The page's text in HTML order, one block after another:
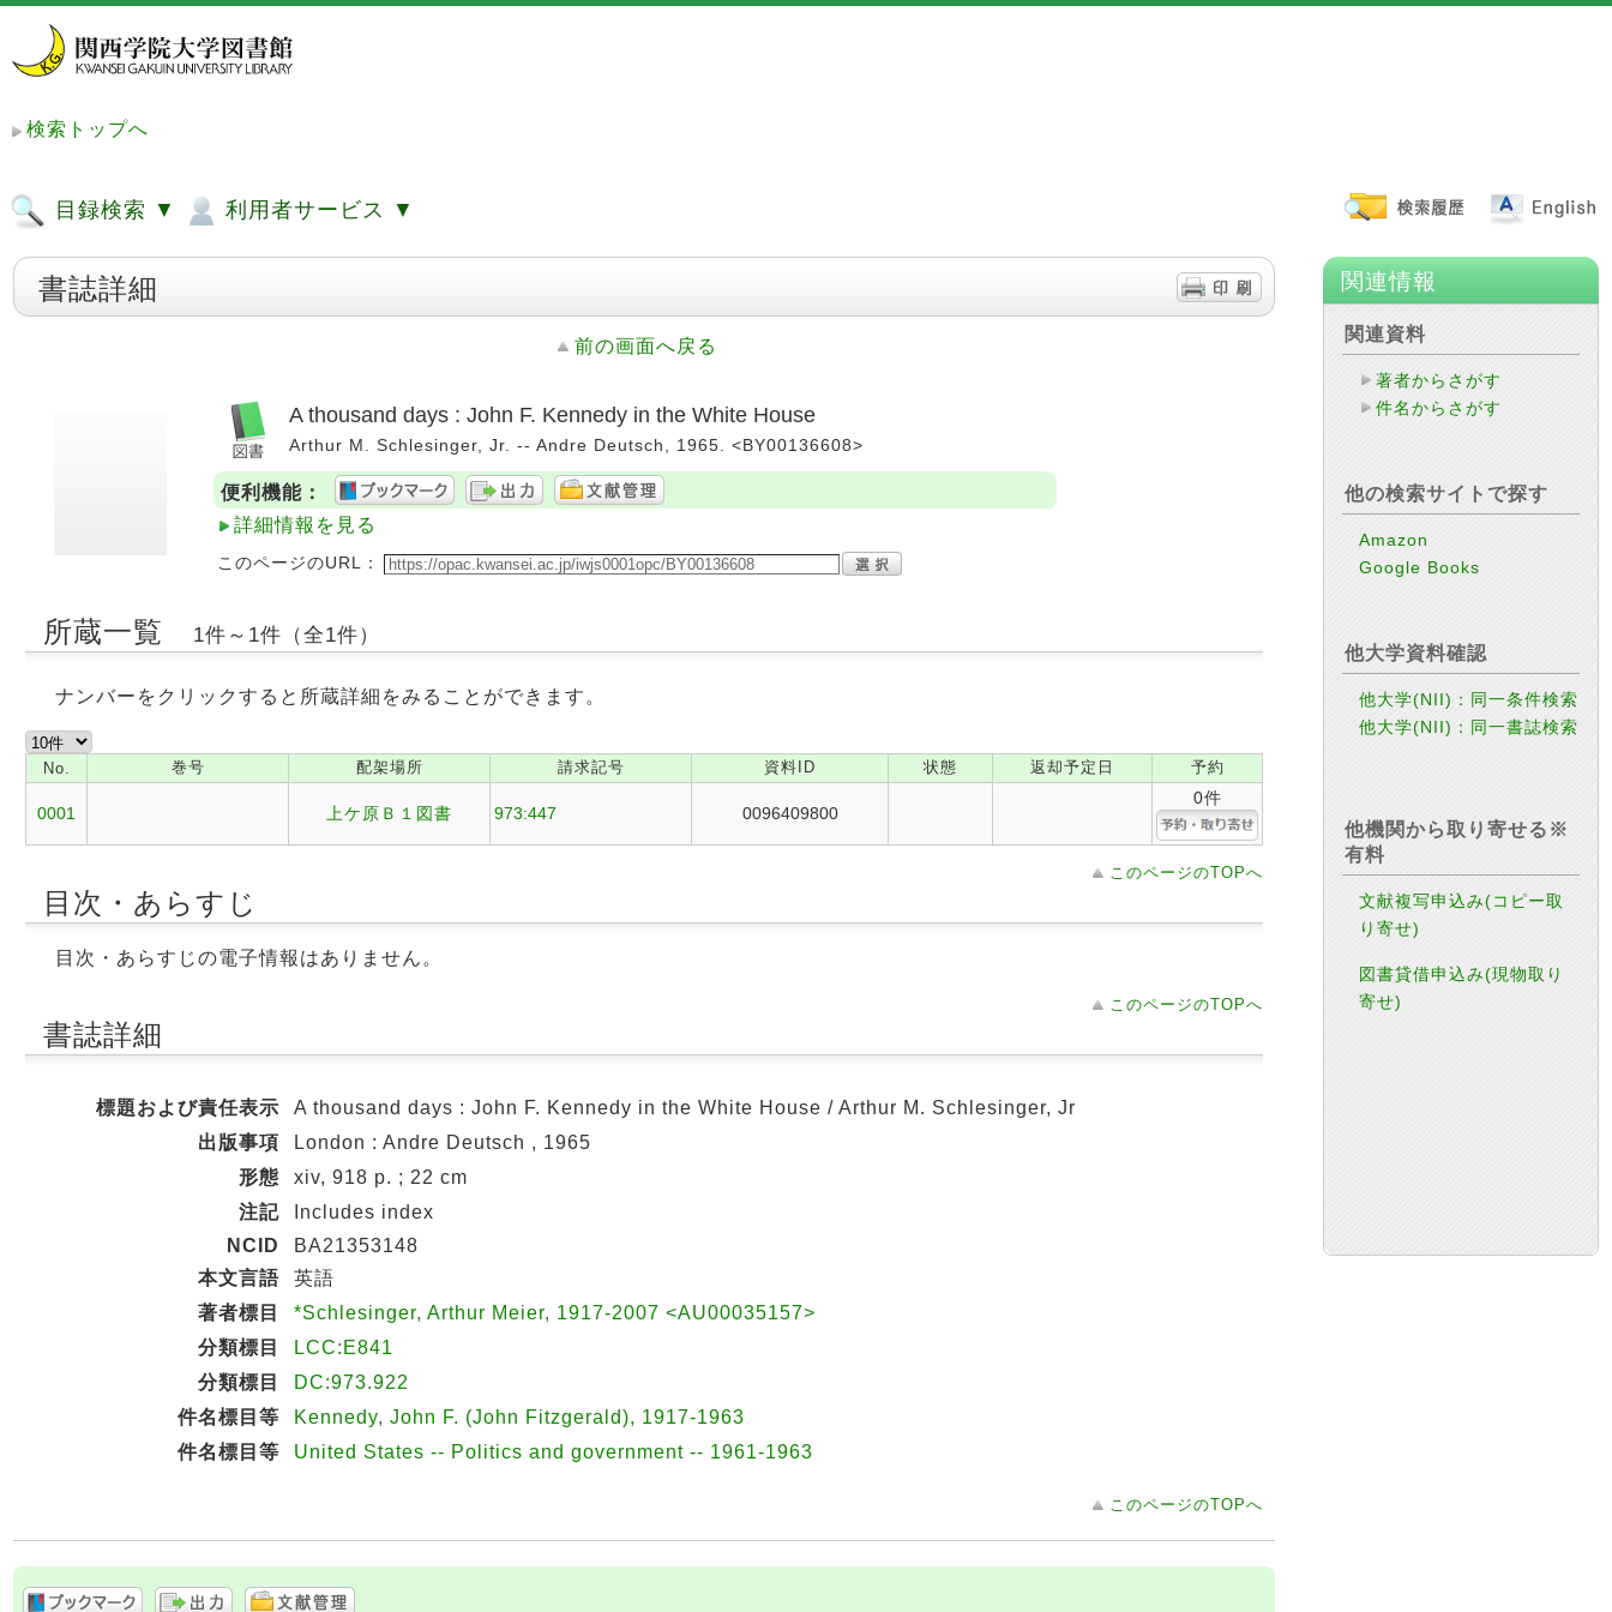
検索トップへ
目録検索 ▼ 利用者サービス ▼
書誌詳細
前の画面へ戻る
A thousand days : John F. Kennedy in the White House
Arthur M. Schlesinger, Jr. -- Andre Deutsch, 1965. <BY00136608>
便利機能：
詳細情報を見る
このページのURL：
所蔵一覧 1件～1件（全1件）
ナンバーをクリックすると所蔵詳細をみることができます。
No. 巻号 配架場所 請求記号 資料ID 状態 返却予定日 予約
0001 上ケ原Ｂ１図書 973:447 0096409800
0件
このページのTOPへ
目次・あらすじ
目次・あらすじの電子情報はありません。
このページのTOPへ
書誌詳細
標題および責任表示
A thousand days : John F. Kennedy in the White House / Arthur M. Schlesinger, Jr
出版事項
London : Andre Deutsch , 1965
形態
xiv, 918 p. ; 22 cm
注記
Includes index
NCID
BA21353148
本文言語
英語
著者標目
*Schlesinger, Arthur Meier, 1917-2007 <AU00035157>
分類標目
LCC:E841
分類標目
DC:973.922
件名標目等
Kennedy, John F. (John Fitzgerald), 1917-1963
件名標目等
United States -- Politics and government -- 1961-1963
このページのTOPへ
関連情報
関連資料
著者からさがす
件名からさがす
他の検索サイトで探す
Amazon
Google Books
他大学資料確認
他大学(NII)：同一条件検索
他大学(NII)：同一書誌検索
他機関から取り寄せる※
有料
文献複写申込み(コピー取
り寄せ)
図書貸借申込み(現物取り
寄せ)